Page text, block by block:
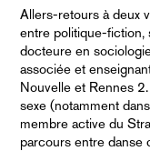
Allers-retours à deux voix sur les pratiques et fantasmes BDSM,
entre politique-fiction,
docteure en
associée et
Nouvelle et Rennes
sexe (notamment
membre active du
parcours entre danse